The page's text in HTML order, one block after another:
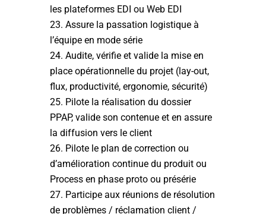
les plateformes EDI ou Web EDI
Assure la passation logistique à
l’équipe en mode série
Audite, vérifie et valide la mise en
place opérationnelle du projet (lay-out,
flux, productivité, ergonomie, sécurité)
Pilote la réalisation du dossier
PPAP, valide son contenue et en assure
la diffusion vers le client
Pilote le plan de correction ou
d’amélioration continue du produit ou
Process en phase proto ou présérie
Participe aux réunions de résolution
de problèmes / réclamation client /